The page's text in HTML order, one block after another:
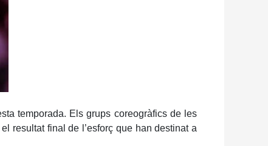
temporada. Els grups coreogràfics de les
resultat final de l’esforç que han destinat a